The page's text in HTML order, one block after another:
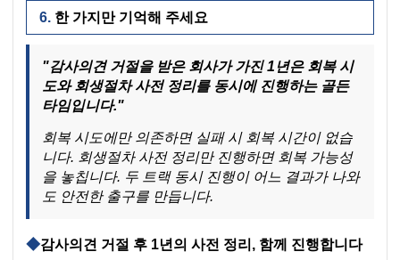
한 가지만 기억해 주세요
"감사의견 거절을 받은 회사가 가진 1년은 회복 시
도와 회생절차 사전 정리를 동시에 진행하는 골든
타임입니다."
회복 시도에만 의존하면 실패 시 회복 시간이 없습
니다. 회생절차 사전 정리만 진행하면 회복 가능성
을 놓칩니다. 두 트랙 동시 진행이 어느 결과가 나와
도 안전한 출구를 만듭니다.
감사의견 거절 후 1년의 사전 정리, 함께 진행합니다